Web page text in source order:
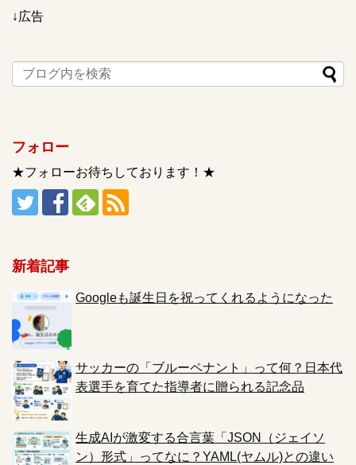
↓広告
フォロー
★フォローお待ちしております！★
新着記事
Googleも誕生日を祝ってくれるようになった
サッカーの「ブルーペナント」って何？日本代
表選手を育てた指導者に贈られる記念品
生成AIが激変する合言葉「JSON（ジェイソ
ン）形式」ってなに？YAML(ヤムル)との違い